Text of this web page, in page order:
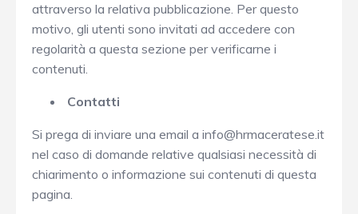
attraverso la relativa pubblicazione. Per questo
motivo, gli utenti sono invitati ad accedere con
regolarità a questa sezione per verificarne i
contenuti.
Contatti
Si prega di inviare una email a info@hrmaceratese.it
nel caso di domande relative qualsiasi necessità di
chiarimento o informazione sui contenuti di questa
pagina.